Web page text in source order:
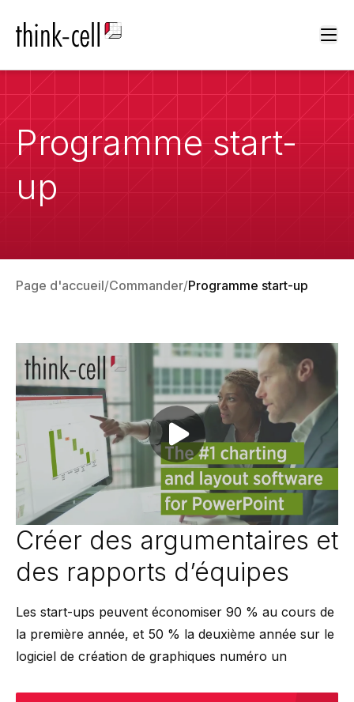
Programme start-
up
Page d'accueil Commander Programme start-up
Créer des argumentaires et
des rapports d’équipes
Les start-ups peuvent économiser 90 % au cours de
la première année, et 50 % la deuxième année sur le
logiciel de création de graphiques numéro un
Play video